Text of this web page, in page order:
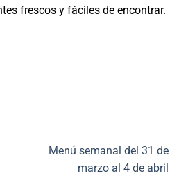
frescos y fáciles de encontrar.
Menú semanal del 31 de
marzo al 4 de abril